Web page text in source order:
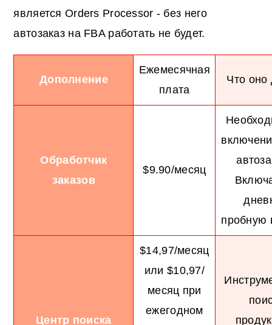
является Orders Processor - без него
автозаказ на FBA работать не будет.
Дополнение
Ежемесячная
плата
Что оно
Обработчик
заказов
$9.90/месяц
пробную
Центр поиска
$14,97/месяц
или $10,97/
месяц при
ежегодном